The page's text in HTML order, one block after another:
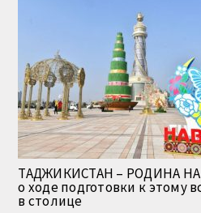
ТАДЖИКИСТАН – РОДИНА
о ходе подготовки к этому
в столице